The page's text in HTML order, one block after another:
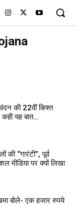
की 22वीं किश्त
कही यह बात…
की “गारंटी”, पूर्व
मीडिया पर क्यों लिखा
बोले- एक हजार रुपये